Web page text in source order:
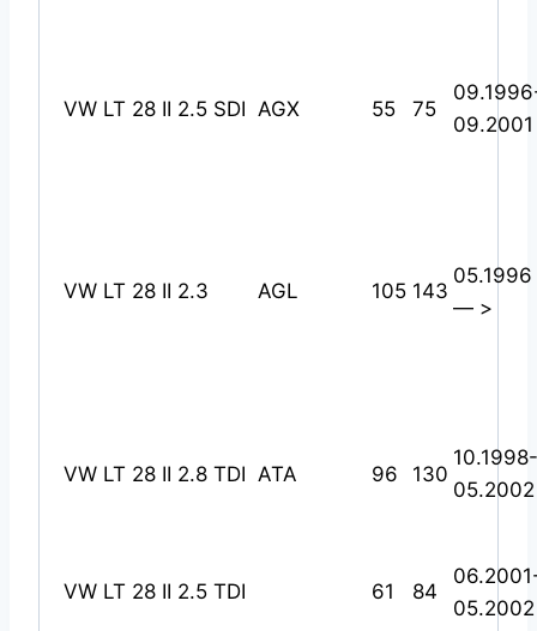
VW LT 28 II 2.5 SDI AGX 55 75
09.2001
VW LT 28 II 2.3 AGL 105 143
05.1996
— >
VW LT 28 II 2.8 TDI ATA 96 130
10.1998-
05.2002
VW LT 28 II 2.5 TDI 61 84
05.2002